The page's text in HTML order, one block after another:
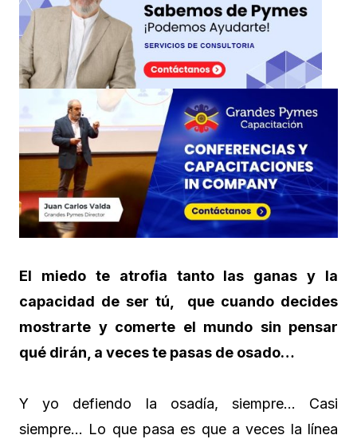
El miedo te atrofia tanto las ganas y la
capacidad de ser tú, que cuando decides
mostrarte y comerte el mundo sin pensar
qué dirán, a veces te pasas de osado…
Y yo defiendo la osadía, siempre… Casi
siempre… Lo que pasa es que a veces la línea